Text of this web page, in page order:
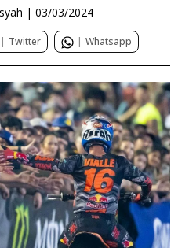
| 03/03/2024
| Twitter | Whatsapp